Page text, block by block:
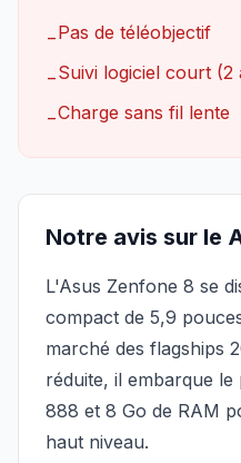
−Pas de téléobjectif
−Suivi logiciel court (2
−Charge sans fil lente
Notre avis sur le
L'Asus Zenfone 8 se
compact de 5,9
marché des flagships
réduite, il embarque
888 et 8 Go de RAM
haut niveau.